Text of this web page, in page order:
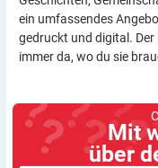
ein umfassendes
gedruckt und digital. Der
immer da, wo du sie
Mit
über